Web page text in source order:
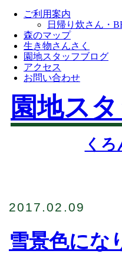
ご利用案内
日帰り炊さん・
森のマップ
生き物さんさく
園地スタッフブログ
アクセス
お問い合わせ
園地ス
く
2017.02.09
雪景色にな